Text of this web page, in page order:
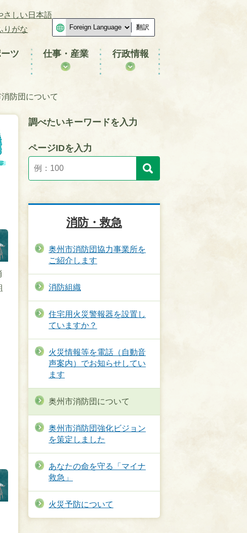
さしい日本語
りがな
翻訳
ツ 仕事・産業 行政情報
防団について
調べたいキーワードを入力
ページIDを入力
消防・救急
奥州市消防団協力事業所を
ご紹介します
消防組織
住宅用火災警報器を設置し
ていますか？
火災情報等を電話（自動音
声案内）でお知らせしてい
ます
奥州市消防団について
奥州市消防団強化ビジョン
を策定しました
あなたの命を守る「マイナ
救急」
火災予防について